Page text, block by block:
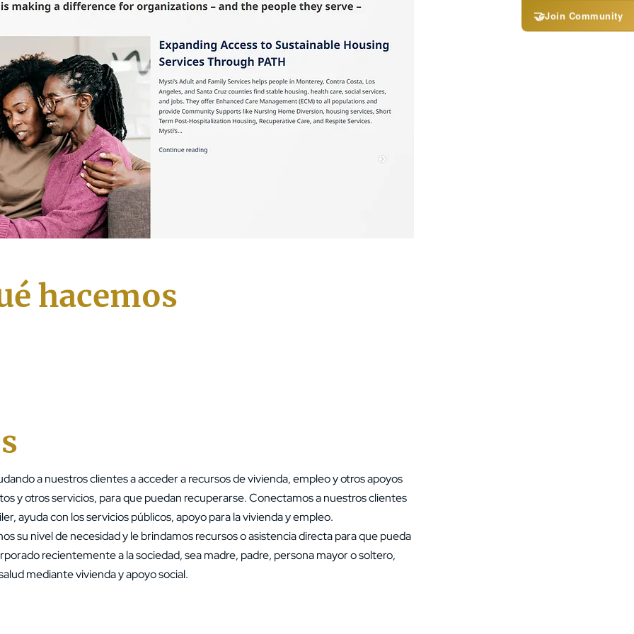
hacemos
a nuestros clientes a acceder a recursos de vivienda, empleo y otros apoyos
y otros servicios, para que puedan recuperarse. Conectamos a nuestros clientes
ayuda con los servicios públicos, apoyo para la vivienda y empleo.
su nivel de necesidad y le brindamos recursos o asistencia directa para que pueda
recientemente a la sociedad, sea madre, padre, persona mayor o soltero,
mediante vivienda y apoyo social.
🤝Join Community